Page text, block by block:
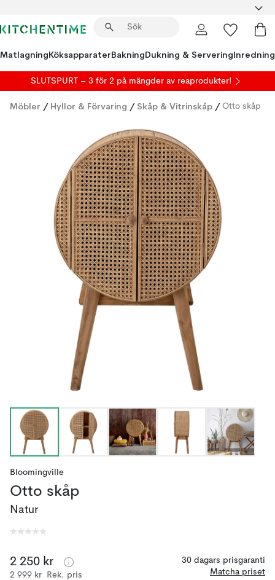
MatlagningKöksapparaterBakningDukning & ServeringInredning
SLUTSPURT – 3 för 2 på mängder av reaprodukter!
Möbler / Hyllor & Förvaring / Skåp & Vitrinskåp / Otto skåp
Bloomingville
Otto skåp
Natur
2 250 kr
2 999 kr Rek. pris
30 dagars prisgaranti
Matcha priset